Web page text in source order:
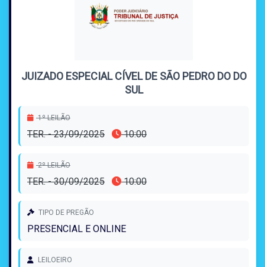
JUIZADO ESPECIAL CÍVEL DE SÃO PEDRO DO DO
SUL
1º LEILÃO
TER. - 23/09/2025 10:00
2º LEILÃO
TER. - 30/09/2025 10:00
TIPO DE PREGÃO
PRESENCIAL E ONLINE
LEILOEIRO